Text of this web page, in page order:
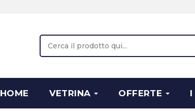
HOME VETRINA OFFERTE I